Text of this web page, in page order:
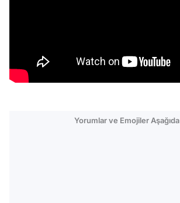
Yorumlar ve Emojiler Aşağıda